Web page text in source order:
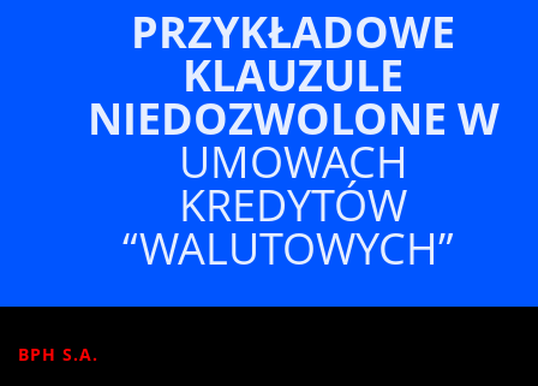
PRZYKŁADOWE
KLAUZULE
NIEDOZWOLONE W
UMOWACH
KREDYTÓW
“WALUTOWYCH”
BPH S.A.